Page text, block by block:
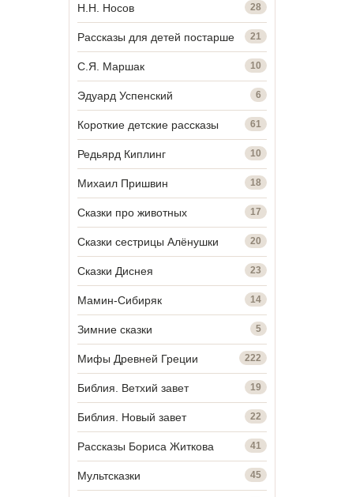
Н.Н. Носов 28
Рассказы для детей постарше 21
С.Я. Маршак 10
Эдуард Успенский 6
Короткие детские рассказы 61
Редьярд Киплинг 10
Михаил Пришвин 18
Сказки про животных 17
Сказки сестрицы Алёнушки 20
Сказки Диснея 23
Мамин-Сибиряк 14
Зимние сказки 5
Мифы Древней Греции 222
Библия. Ветхий завет 19
Библия. Новый завет 22
Рассказы Бориса Житкова 41
Мультсказки 45